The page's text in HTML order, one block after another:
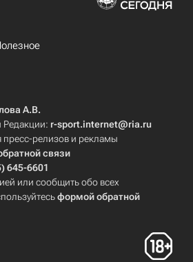
А.В.
Редакции: r-sport.internet@ria.ru
релизов и рекламы
связи
645-6601
или сообщить обо всех
формой обратной